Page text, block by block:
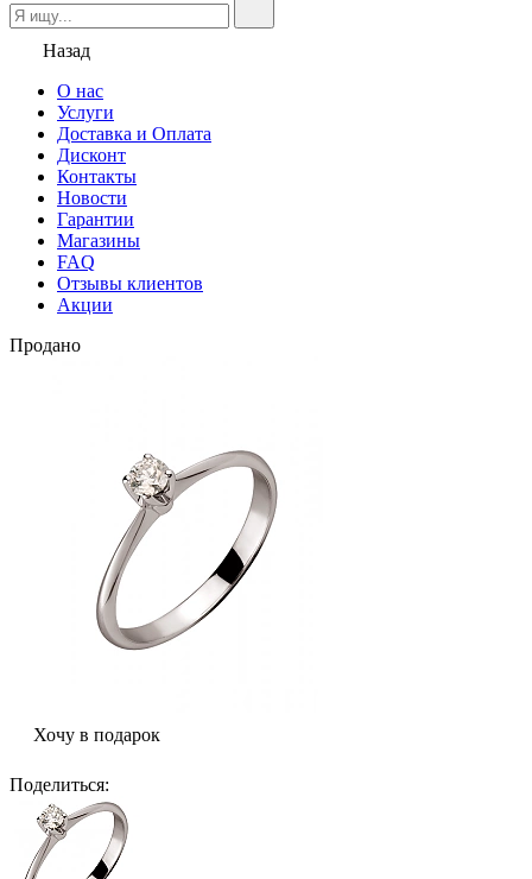
Назад
О нас
Услуги
Доставка и Оплата
Дисконт
Контакты
Новости
Гарантии
Магазины
FAQ
Отзывы клиентов
Акции
Продано
Хочу в подарок
Поделиться: